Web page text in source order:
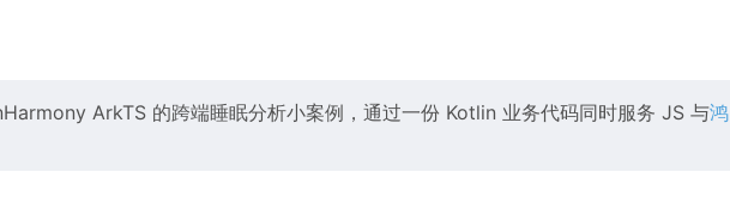
ArkTS 的跨端睡眠分析小案例，通过一份 Kotlin 业务代码同时服务 JS 与鸿